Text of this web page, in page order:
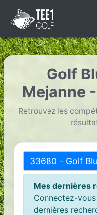
Golf
Mejanne
Retrouvez les
33680 - Golf
Mes dernières
Connectez-
dernières